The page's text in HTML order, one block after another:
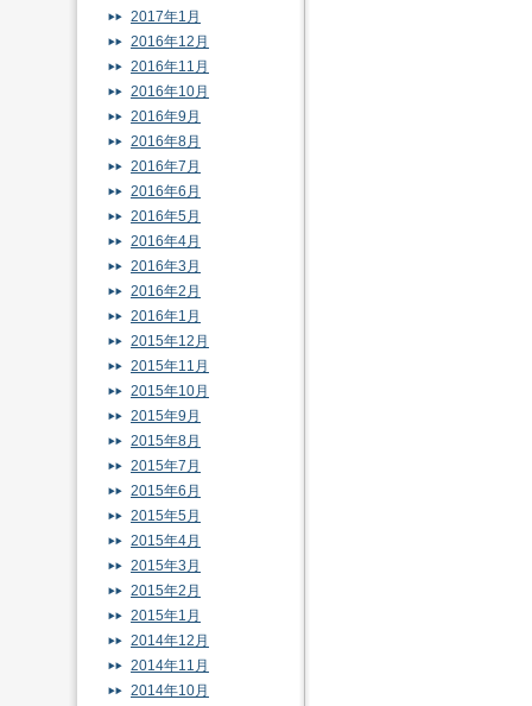
2017年1月
2016年12月
2016年11月
2016年10月
2016年9月
2016年8月
2016年7月
2016年6月
2016年5月
2016年4月
2016年3月
2016年2月
2016年1月
2015年12月
2015年11月
2015年10月
2015年9月
2015年8月
2015年7月
2015年6月
2015年5月
2015年4月
2015年3月
2015年2月
2015年1月
2014年12月
2014年11月
2014年10月